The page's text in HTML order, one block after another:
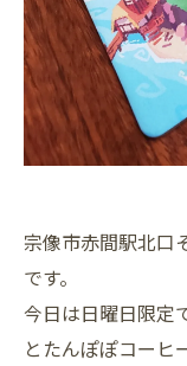
宗像市赤間駅北口
です。
今日は日曜日限定
とたんぽぽコー